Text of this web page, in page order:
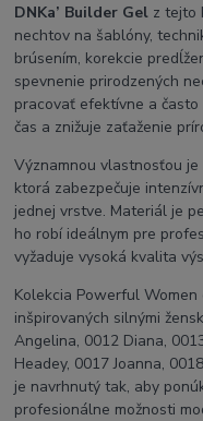
DNKa’ Builder Gel z tejto
nechtov na šablóny,
brúsením, korekcie
spevnenie prirodzených
pracovať efektívne a
čas a znižuje zaťaženie
Významnou vlastnosťou je
ktorá zabezpečuje
jednej vrstve. Materiál je
ho robí ideálnym pre
vyžaduje vysoká kvalita
Kolekcia Powerful
inšpirovaných silnými
Angelina, 0012 Diana,
Headey, 0017 Joanna,
je navrhnutý tak, aby
profesionálne možnosti